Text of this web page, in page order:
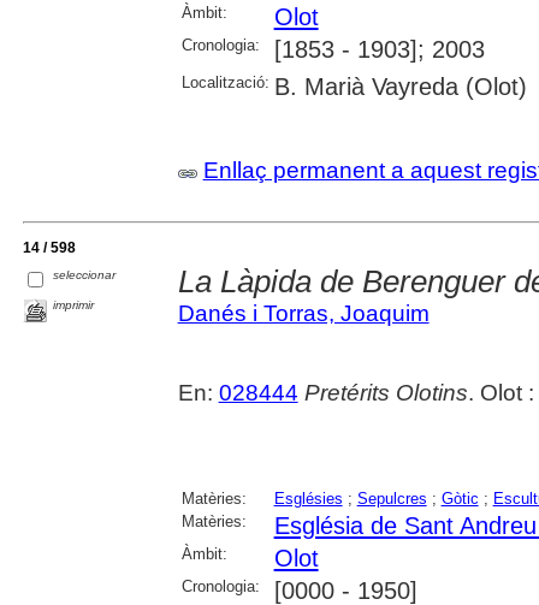
Àmbit: Olot
Cronologia: [1853 - 1903]; 2003
Localització: B. Marià Vayreda (Olot)
Enllaç permanent a aquest
14 / 598
seleccionar
imprimir
La Làpida de Berenguer
Danés i Torras, Joaquim
En: 028444 Pretérits Olotins. Olot
Matèries: Esglésies ; Sepulcres ; Gòtic ;
Matèries:
Església de Sant
Àmbit: Olot
Cronologia: [0000 - 1950]